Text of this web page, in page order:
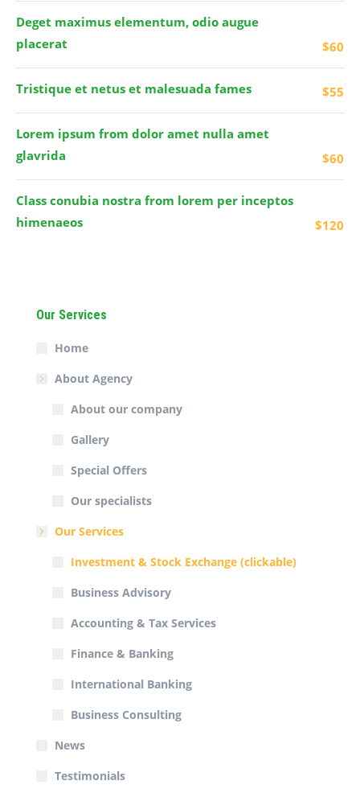
Deget maximus elementum, odio augue
placerat
$60
Tristique et netus et malesuada fames $55
Lorem ipsum from dolor amet nulla amet
glavrida
$60
Class conubia nostra from lorem per inceptos
himenaeos
$120
Our Services
Home
About Agency
About our company
Gallery
Special Offers
Our specialists
Our Services
Investment & Stock Exchange (clickable)
Business Advisory
Accounting & Tax Services
Finance & Banking
International Banking
Business Consulting
News
Testimonials